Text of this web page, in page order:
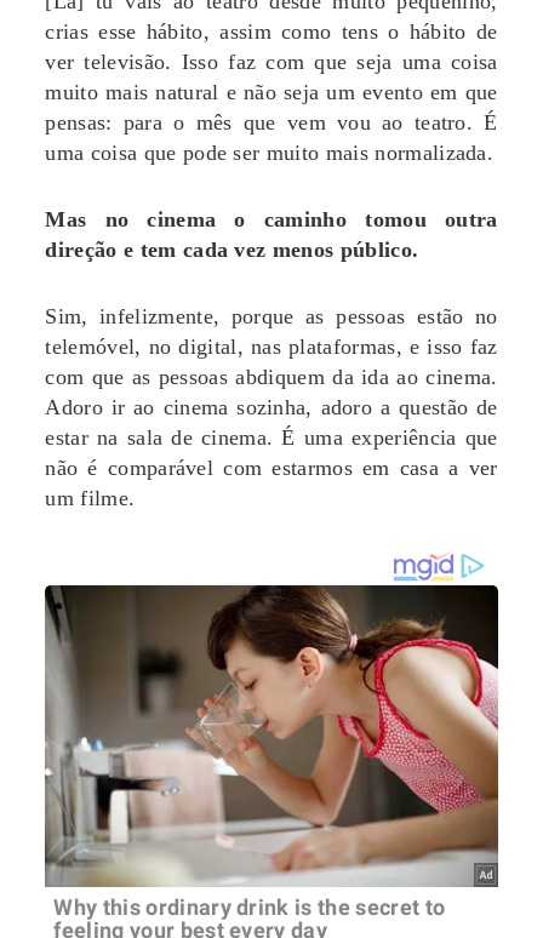
crias esse hábito, assim como tens o hábito de
ver televisão. Isso faz com que seja uma coisa
muito mais natural e não seja um evento em que
pensas: para o mês que vem vou ao teatro. É
uma coisa que pode ser muito mais normalizada.
Mas no cinema o caminho tomou outra
direção e tem cada vez menos público.
Sim, infelizmente, porque as pessoas estão no
telemóvel, no digital, nas plataformas, e isso faz
com que as pessoas abdiquem da ida ao cinema.
Adoro ir ao cinema sozinha, adoro a questão de
estar na sala de cinema. É uma experiência que
não é comparável com estarmos em casa a ver
um filme.